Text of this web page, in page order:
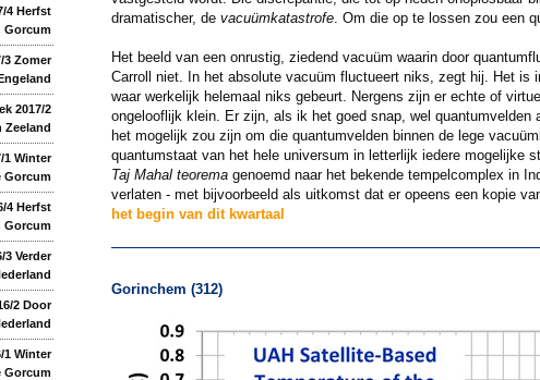
4 Herfst
Gorcum
3 Zomer
2017/2
Zeeland
1 Winter
Gorcum
4 Herfst
Gorcum
3 Verder
2 Door
1 Winter
Gorcum
dramatischer, de vacuümkatastrofe. Om die op te lossen zou een
Het beeld van een onrustig, ziedend vacuüm waarin door
Carroll niet. In het absolute vacuüm fluctueert niks, zegt hij. Het is
waar werkelijk helemaal niks gebeurt. Nergens zijn er echte of
ongelooflijk klein. Er zijn, als ik het goed snap, wel quantumvelden
het mogelijk zou zijn om die quantumvelden binnen de lege
quantumstaat van het hele universum in letterlijk iedere mogelijke
Taj Mahal teoremagenoemd naar het bekende tempelcomplex in
verlaten - met bijvoorbeeld als uitkomst dat er opeens een kopie
het begin van dit kwartaal
Gorinchem (312)